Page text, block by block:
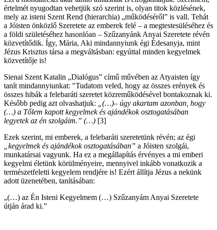
értelmét nyugodtan vehetjük szó szerint is, olyan titok közlésének,
mely az isteni Szent Rend (hierarchia) „működéséről” is vall. Tehát
a Jóisten önközlő Szeretete az emberek felé – a megtestesüléséhez és
a földi születéséhez hasonlóan – Szűzanyánk Anyai Szeretete révén
közvetítődik. Így, Mária, Aki mindannyiunk égi Édesanyja, mint
Jézus Krisztus társa a megváltásban: egyúttal minden kegyelmek
közvetítője is!
Sienai Szent Katalin „Dialógus” című művében az Atyaisten így
tanít mindannyiunkat: "Tudatom veled, hogy az összes erények és
összes hibák a felebaráti szeretet közreműködésével bontakoznak ki.
Később pedig azt olvashatjuk:
„(…)– úgy akartam azonban, hogy
(…) a Tőlem kapott kegyelmek és ajándékok osztogatásában
legyetek az én szolgáim.” (…) [3]
Ezek szerint, mi emberek, a felebaráti szeretetünk révén; az égi
„kegyelmek és ajándékok osztogatásában” a Jóisten szolgái,
munkatársai vagyunk. Ha ez a megállapítás érvényes a mi emberi
kegyelmi életünk körülményeire, mennyivel inkább vonatkozik a
természetfeletti kegyelem rendjére is! Ezért állítja Jézus a nekünk
adott üzenetében, tanításában:
„(…) az Én Isteni Kegyelmem (…) Szűzanyám Anyai Szeretete
útján árad ki.”